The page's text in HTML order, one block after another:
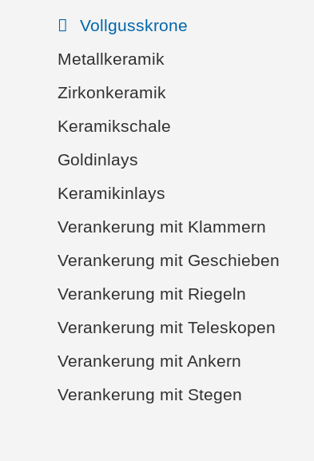
Vollgusskrone
Metallkeramik
Zirkonkeramik
Keramikschale
Goldinlays
Keramikinlays
Verankerung mit Klammern
Verankerung mit Geschieben
Verankerung mit Riegeln
Verankerung mit Teleskopen
Verankerung mit Ankern
Verankerung mit Stegen